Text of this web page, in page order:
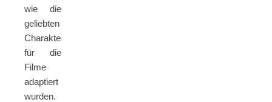
wie die
geliebten
Charaktere
für die
Filme
adaptiert
wurden.